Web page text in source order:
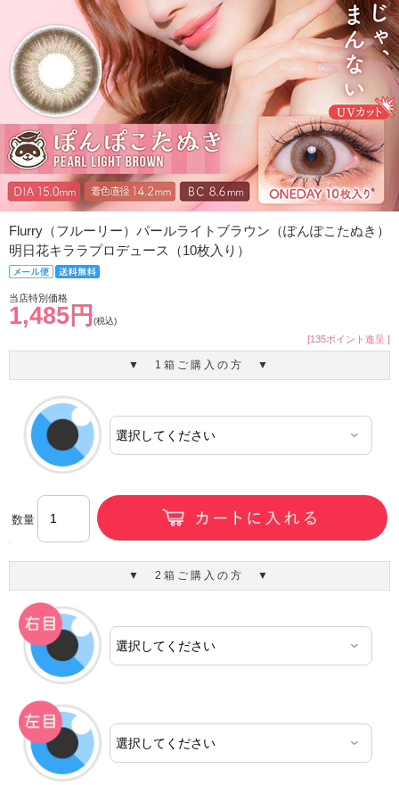
Flurry（フルーリー）パールライトブラウン（ぽんぽこたぬき）
明日花キララプロデュース（10枚入り）
当店特別価格
1,485円 (税込)
[135ポイント進呈 ]
▼ 1箱ご購入の方 ▼
数量
▼ 2箱ご購入の方 ▼